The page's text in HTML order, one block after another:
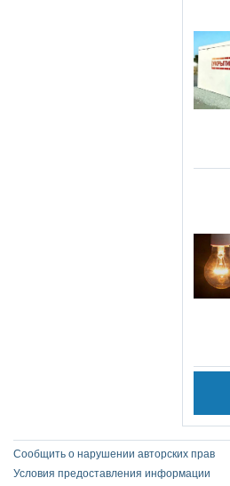
Сообщить о нарушении авторских прав
Условия предоставления информации